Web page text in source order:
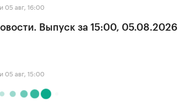
05 авг, 16:00
Выпуск за 15:00, 05.08.2026
05 авг, 15:00